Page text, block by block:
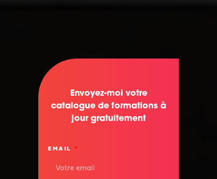
Envoyez-moi votre
catalogue de formations à
jour gratuitement
EMAIL